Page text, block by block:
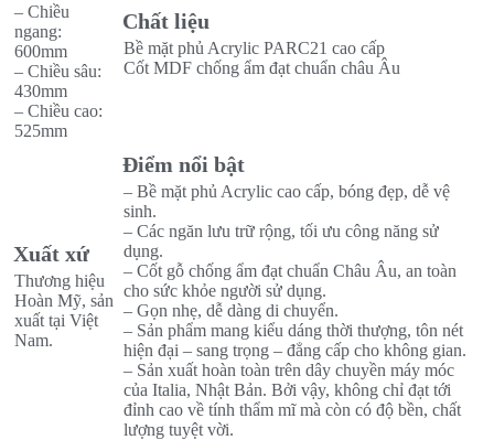
– Chiều
ngang:
600mm
– Chiều sâu:
430mm
– Chiều cao:
525mm
Chất liệu
Bề mặt phủ Acrylic PARC21 cao cấp
Cốt MDF chống ẩm đạt chuẩn châu Âu
Xuất xứ
Thương hiệu
Hoàn Mỹ, sản
xuất tại Việt
Nam.
Điểm nổi bật
– Bề mặt phủ Acrylic cao cấp, bóng đẹp, dễ vệ
sinh.
– Các ngăn lưu trữ rộng, tối ưu công năng sử
dụng.
– Cốt gỗ chống ẩm đạt chuẩn Châu Âu, an toàn
cho sức khỏe người sử dụng.
– Gọn nhẹ, dễ dàng di chuyển.
– Sản phẩm mang kiểu dáng thời thượng, tôn nét
hiện đại – sang trọng – đẳng cấp cho không gian.
– Sản xuất hoàn toàn trên dây chuyền máy móc
của Italia, Nhật Bản. Bởi vậy, không chỉ đạt tới
đỉnh cao về tính thẩm mĩ mà còn có độ bền, chất
lượng tuyệt vời.